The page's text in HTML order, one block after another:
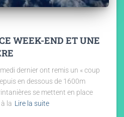
WEEK-END ET UNE
dernier ont remis un « coup
en dessous de 1600m
se mettent en place
la Lire la suite